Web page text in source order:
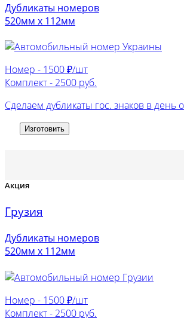
Дубликаты номеров
520мм х 112мм
Номер - 1500 ₽/шт
Комплект - 2500 руб.
Сделаем дубликаты гос. знаков в день
Изготовить
Акция
Грузия
Дубликаты номеров
520мм х 112мм
Номер - 1500 ₽/шт
Комплект - 2500 руб.